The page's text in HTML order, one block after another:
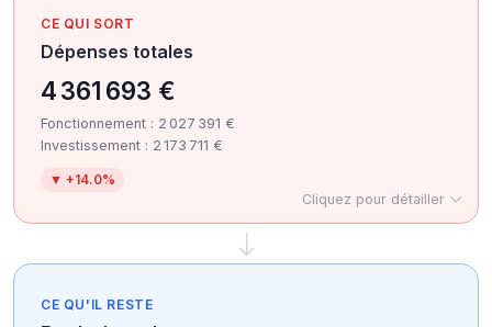
CE QUI SORT
Dépenses totales
4 361 693 €
Fonctionnement : 2 027 391 €
Investissement : 2 173 711 €
▼ +14.0%
Cliquez pour détailler
CE QU'IL RESTE